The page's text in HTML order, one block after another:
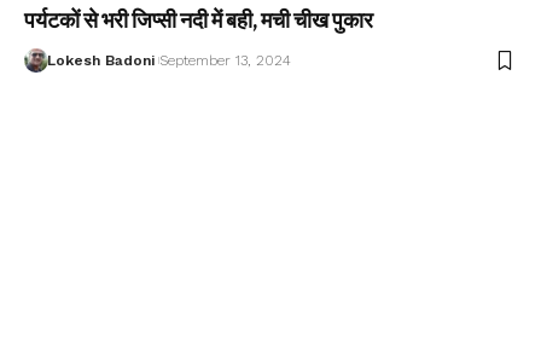
पर्यटकों से भरी जिप्सी नदी में बही, मची चीख पुकार
Lokesh Badoni September 13, 2024